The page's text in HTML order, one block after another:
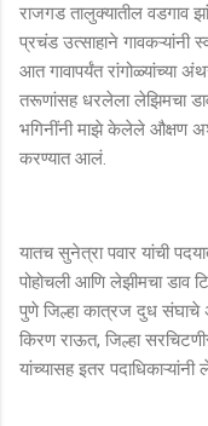
राजगड तालुक्यातील वडगाव
प्रचंड उत्साहाने गावकऱ्यांनी
आत गावापर्यंत रांगोळ्यांच्या
तरूणांसह धरलेला लेझिमचा
भगिनींनी माझे केलेले औक्षण
करण्यात आलं.
यातच सुनेत्रा पवार यांची
पोहोचली आणि लेझीमचा डाव
पुणे जिल्हा कात्रज दुध संघाचे
किरण राऊत, जिल्हा
यांच्यासह इतर पदाधिकाऱ्यांनी